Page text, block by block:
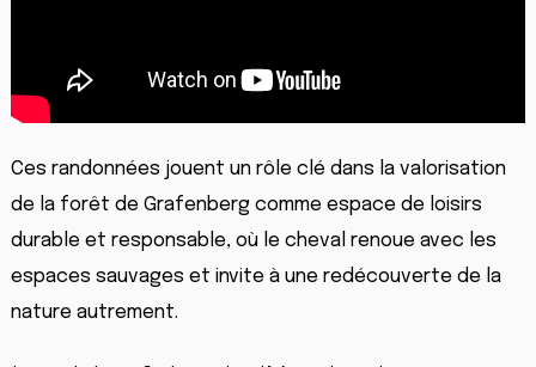
Ces randonnées jouent un rôle clé dans la valorisation
de la forêt de Grafenberg comme espace de loisirs
durable et responsable, où le cheval renoue avec les
espaces sauvages et invite à une redécouverte de la
nature autrement.